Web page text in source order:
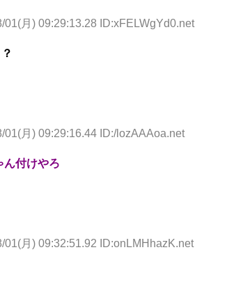
01(月) 09:29:13.28 ID:xFELWgYd0.net
01(月) 09:29:16.44 ID:/lozAAAoa.net
ん付けやろ
01(月) 09:32:51.92 ID:onLMHhazK.net